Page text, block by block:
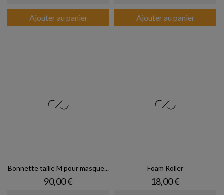
Ajouter au panier Ajouter au panier
Bonnette taille M pour masque...
Prix
90,00 €
Foam Roller
Prix
18,00 €